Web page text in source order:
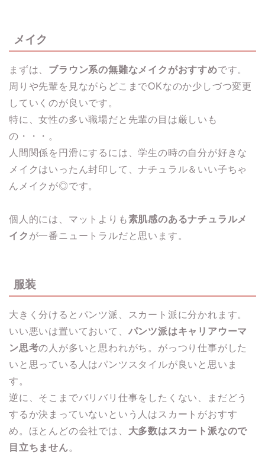
メイク
まずは、 ブラウン系の無難なメイクがおすすめです。
周りや先輩を見ながらどこまでOKなのか少しづつ変更
していくのが良いです。
特に、女性の多い職場だと先輩の目は厳しいも
の・・・。
人間関係を円滑にするには、学生の時の自分が好きな
メイクはいったん封印して、ナチュラル＆いい子ちゃ
んメイクが◎です。
個人的には、マットよりも素肌感のあるナチュラルメ
イク が一番ニュートラルだと思います。
服装
大きく分けるとパンツ派、スカート派に分かれます。
いい悪いは置いておいて、 パンツ派はキャリアウーマ
ン思考の人が多いと思われがち。がっつり仕事がした
いと思っている人はパンツスタイルが良いと思いま
す。
逆に、そこまでバリバリ仕事をしたくない、まだどう
するか決まっていないという人はスカートがおすす
め。ほとんどの会社では、 大多数はスカート派なので
目立ちません。